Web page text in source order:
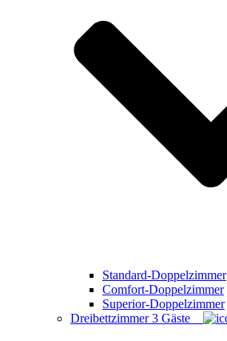
Standard-Doppelzimmer
Comfort-Doppelzimmer
Superior-Doppelzimmer
Dreibettzimmer3 Gäste